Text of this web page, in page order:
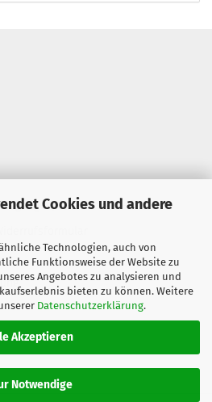
Cookies und andere
Technologien, auch von
Funktionsweise der Website zu
Angebotes zu analysieren und
bieten zu können. Weitere
Datenschutzerklärung.
Akzeptieren
Notwendige
Versandkosten